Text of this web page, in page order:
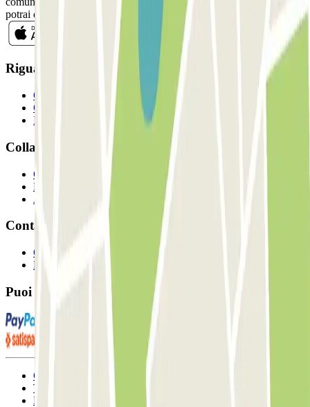
potrai disiscriverti quando vuoi direttamente dalla stessa newsletter.
Riguardo a Parclcik
Chi siamo
Come funziona?
I Nostri Parcheggi
Collaboriamo?
Collaboratori
Proprietari di parcheggio
Affiliati
Contatto
Contattaci
FAQ
Puoi utilizzare questi metodi di pagamento:
Condizioni contrattuali e di utilizzo
Termini di cancellazione
Politica sui cookies